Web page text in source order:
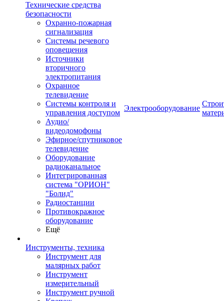
Технические средства
безопасности
Охранно-пожарная
сигнализация
Системы речевого
оповещения
Источники
вторичного
электропитания
Охранное
телевидение
Системы контроля и
управления доступом
Аудио/
видеодомофоны
Эфирное/спутниковое
телевидение
Оборудование
радиоканальное
Интегрированная
система "ОРИОН"
"Болид"
Радиостанции
Противокражное
оборудование
Ещё
Инструменты, техника
Инструмент для
малярных работ
Инструмент
измерительный
Инструмент ручной
Электрооборудование